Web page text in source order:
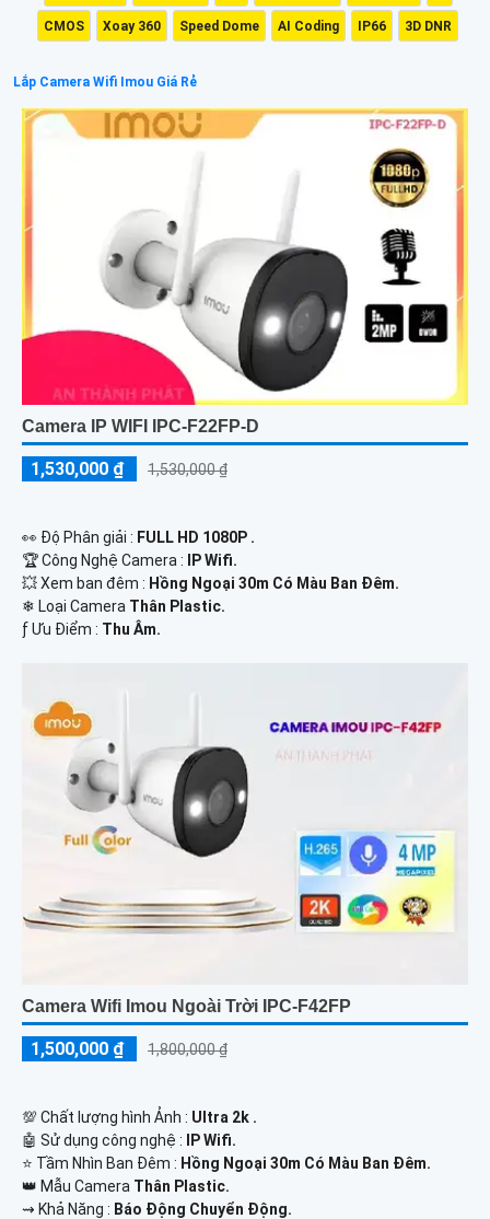
CMOS Xoay 360 Speed Dome AI Coding IP66 3D DNR
Lắp Camera Wifi Imou Giá Rẻ
Camera IP WIFI IPC-F22FP-D
1,530,000 ₫ 1,530,000 ₫
️👀 Độ Phân giải : FULL HD 1080P .
🏆 Công Nghệ Camera :
IP Wifi.
💥 Xem ban đêm : Hồng Ngoại 30m Có Màu Ban Đêm.
❄ Loại Camera Thân Plastic.
️ƒ Ưu Điểm : Thu Âm.
Camera Wifi Imou Ngoài Trời IPC-F42FP
1,500,000 ₫ 1,800,000 ₫
💯 Chất lượng hình Ảnh : Ultra 2k .
🤖️ Sử dụng công nghệ :
IP Wifi.
⭐ Tầm Nhìn Ban Đêm : Hồng Ngoại 30m Có Màu Ban Đêm.
👑 Mẫu Camera Thân Plastic.
️⇝ Khả Năng : Báo Động Chuyển Động.